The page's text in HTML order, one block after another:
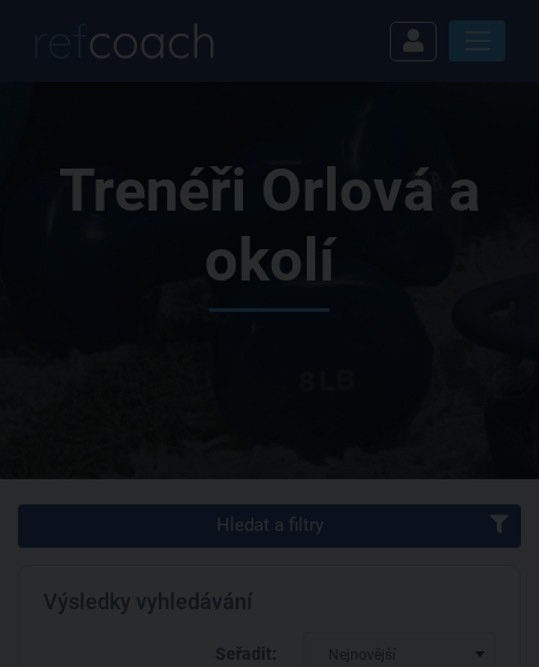
Trenéři Orlová a
okolí
Hledat a filtry
Výsledky vyhledávání
Seřadit: Nejnovější